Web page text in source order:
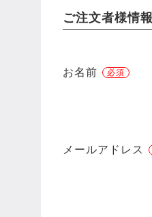
ご注文者様情報
お名前
メールアドレス